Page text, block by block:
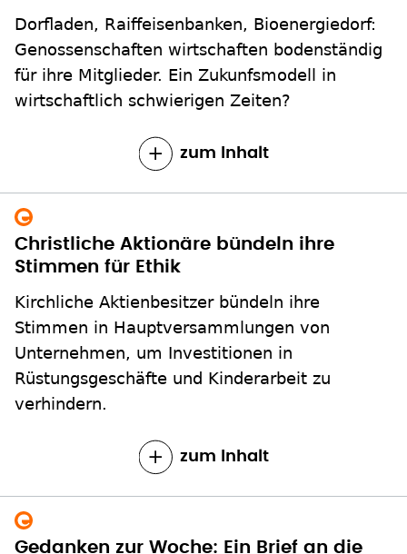
Dorfladen, Raiffeisenbanken, Bioenergiedorf:
Genossenschaften wirtschaften bodenständig
für ihre Mitglieder. Ein Zukunfsmodell in
wirtschaftlich schwierigen Zeiten?
zum Inhalt
Christliche Aktionäre bündeln ihre
Stimmen für Ethik
Kirchliche Aktienbesitzer bündeln ihre
Stimmen in Hauptversammlungen von
Unternehmen, um Investitionen in
Rüstungsgeschäfte und Kinderarbeit zu
verhindern.
zum Inhalt
Gedanken zur Woche: Ein Brief an die